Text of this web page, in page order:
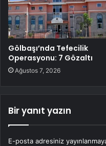
Gölbaşı’nda Tefecilik
Operasyonu: 7 Gözaltı
Ağustos 7, 2026
Bir yanıt yazın
E-posta adresiniz